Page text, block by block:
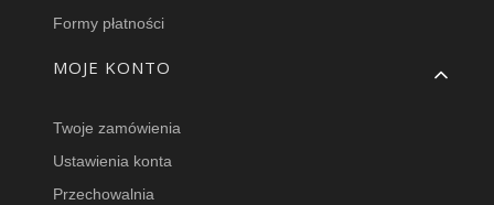
Formy płatności
MOJE KONTO
Twoje zamówienia
Ustawienia konta
Przechowalnia